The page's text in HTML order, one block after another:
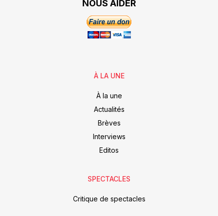
NOUS AIDER
À LA UNE
À la une
Actualités
Brèves
Interviews
Editos
SPECTACLES
Critique de spectacles